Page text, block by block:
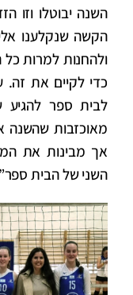
השנה יבוטלו וזו
הקשה שנקלענו
ולהחנות למרות
כדי לקיים את זה.
לבית ספר להגיע
אך מבינות את
השני של הבית